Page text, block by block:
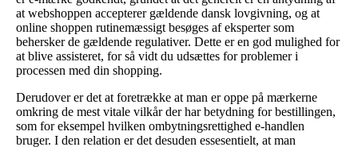
at webshoppen accepterer gældende dansk lovgivning, og at
online shoppen rutinemæssigt besøges af eksperter som
behersker de gældende regulativer. Dette er en god mulighed for
at blive assisteret, for så vidt du udsættes for problemer i
processen med din shopping.
Derudover er det at foretrække at man er oppe på mærkerne
omkring de mest vitale vilkår der har betydning for bestillingen,
som for eksempel hvilken ombytningsrettighed e-handlen
bruger. I den relation er det desuden essesentielt, at man